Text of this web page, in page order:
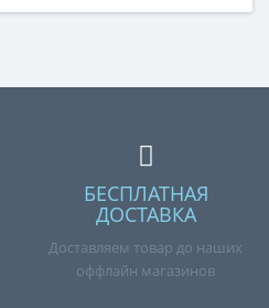
БЕСПЛАТНАЯ
ДОСТАВКА
Доставляем товар до наших
оффлайн магазинов